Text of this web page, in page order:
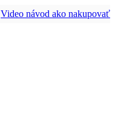
Video návod ako nakupovať